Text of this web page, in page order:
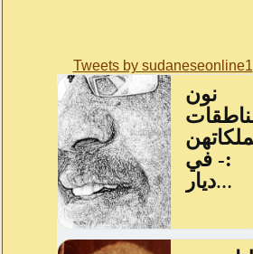
Tweets by sudaneseonline1